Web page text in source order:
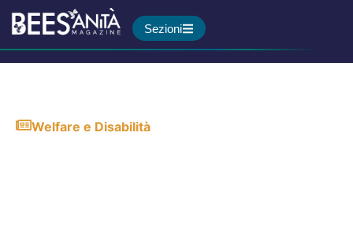
Sezioni
Welfare e Disabilità